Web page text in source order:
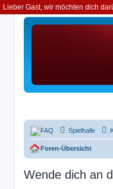
Lieber Gast, wir möchten dich
FAQ Spielhalle
Foren-Übersicht
Wende dich an